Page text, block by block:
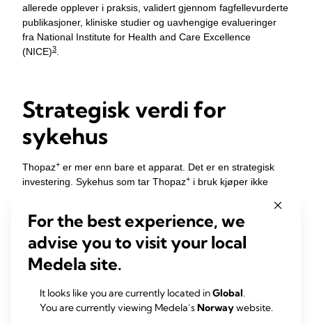
allerede opplever i praksis, validert gjennom fagfellevurderte
publikasjoner, kliniske studier og uavhengige evalueringer
fra National Institute for Health and Care Excellence
(NICE)3.
Strategisk verdi for
sykehus
Thopaz+ er mer enn bare et apparat. Det er en strategisk
investering. Sykehus som tar Thopaz+ i bruk kjøper ikke
forbedrer pasientutfall1,2,3
reduserer komplikasjoner og re‑operasjoner
optimaliserer ressursutnyttelsen5,6,7
øker driftseffektiviteten
Uansett om du kjøper, leier enheten eller betaler per
For the best experience, we
advise you to visit your local
Medela site.
It looks like you are currently located inGlobal.
You are currently viewing Medela’sNorwaywebsite.